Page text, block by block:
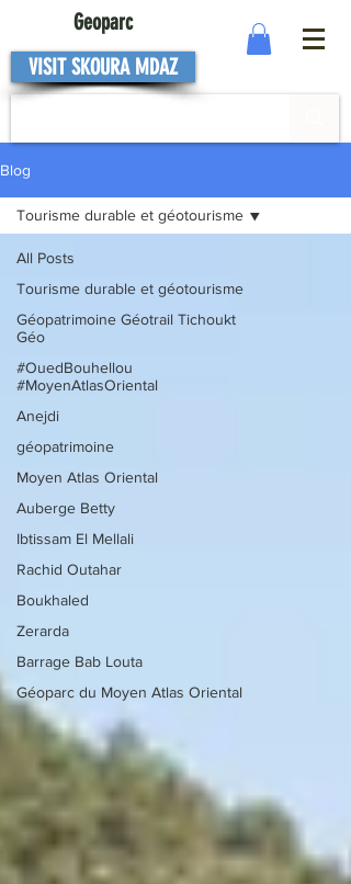
Geoparc
VISIT SKOURA MDAZ
Blog
All Posts
Tourisme durable et géotourisme
Géopatrimoine Géotrail Tichoukt
Géo
#OuedBouhellou
#MoyenAtlasOriental
Anejdi
géopatrimoine
Moyen Atlas Oriental
Auberge Betty
Ibtissam El Mellali
Rachid Outahar
Boukhaled
Zerarda
Barrage Bab Louta
Géoparc du Moyen Atlas Oriental
Tourisme durable et géotourisme